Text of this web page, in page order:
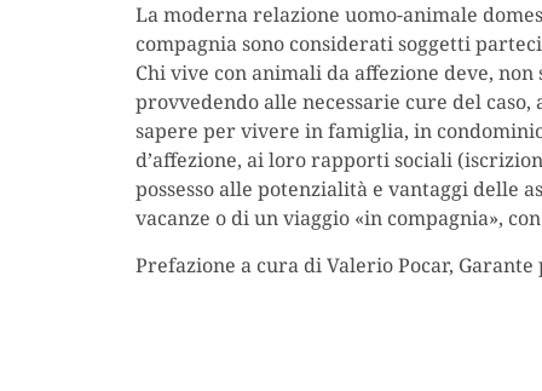
La moderna relazione uomo-animale
compagnia sono considerati soggetti
Chi vive con animali da affezione deve,
provvedendo alle necessarie cure del
sapere per vivere in famiglia, in
d’affezione, ai loro rapporti sociali
possesso alle potenzialità e vantaggi delle
vacanze o di un viaggio «in compagnia»,
Prefazione a cura di Valerio Pocar,